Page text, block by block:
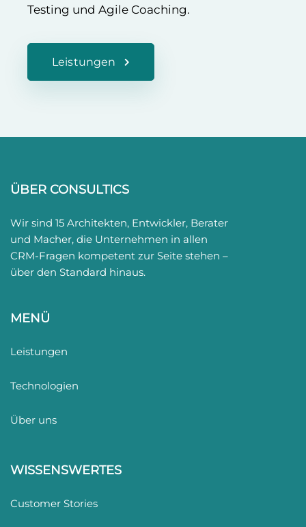
Testing und Agile Coaching.
Leistungen
ÜBER CONSULTICS
Wir sind 15 Architekten, Entwickler, Berater
und Macher, die Unternehmen in allen
CRM-Fragen kompetent zur Seite stehen –
über den Standard hinaus.
MENÜ
Leistungen
Technologien
Über uns
WISSENSWERTES
Customer Stories